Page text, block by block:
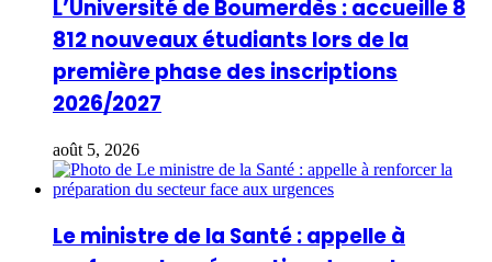
L’Université de Boumerdès : accueille 8
812 nouveaux étudiants lors de la
première phase des inscriptions
2026/2027
août 5, 2026
Le ministre de la Santé : appelle à